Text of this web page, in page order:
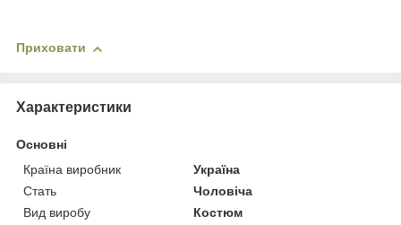
Приховати
Характеристики
Основні
Країна виробник
Україна
Стать
Чоловіча
Вид виробу
Костюм